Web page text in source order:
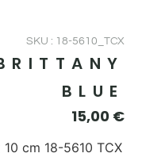
SKU : 18-5610_TCX
BLUE
15,00 €
cm 18-5610 TCX